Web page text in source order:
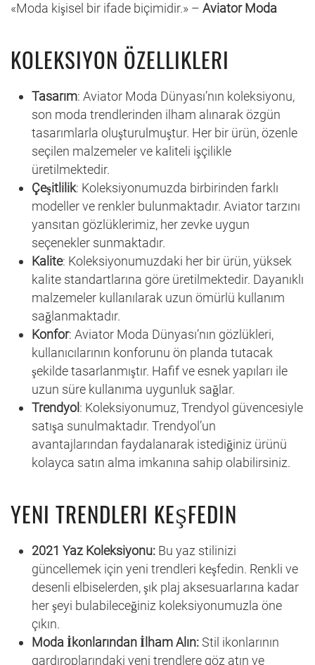
«Moda kişisel bir ifade biçimidir.» – Aviator Moda
KOLEKSIYON ÖZELLIKLERI
Tasarım: Aviator Moda Dünyası’nın koleksiyonu,
son moda trendlerinden ilham alınarak özgün
tasarımlarla oluşturulmuştur. Her bir ürün, özenle
seçilen malzemeler ve kaliteli işçilikle
üretilmektedir.
Çeşitlilik: Koleksiyonumuzda birbirinden farklı
modeller ve renkler bulunmaktadır. Aviator tarzını
yansıtan gözlüklerimiz, her zevke uygun
seçenekler sunmaktadır.
Kalite: Koleksiyonumuzdaki her bir ürün, yüksek
kalite standartlarına göre üretilmektedir. Dayanıklı
malzemeler kullanılarak uzun ömürlü kullanım
sağlanmaktadır.
Konfor: Aviator Moda Dünyası’nın gözlükleri,
kullanıcılarının konforunu ön planda tutacak
şekilde tasarlanmıştır. Hafif ve esnek yapıları ile
uzun süre kullanıma uygunluk sağlar.
Trendyol : Koleksiyonumuz, Trendyol güvencesiyle
satışa sunulmaktadır. Trendyol’un
avantajlarından faydalanarak istediğiniz ürünü
kolayca satın alma imkanına sahip olabilirsiniz.
YENI TRENDLERI KEŞFEDIN
2021 Yaz Koleksiyonu: Bu yaz stilinizi
güncellemek için yeni trendleri keşfedin. Renkli ve
desenli elbiselerden, şık plaj aksesuarlarına kadar
her şeyi bulabileceğiniz koleksiyonumuzla öne
çıkın.
Moda İkonlarından İlham Alın:Stil ikonlarının
gardıroplarındaki yeni trendlere göz atın ve